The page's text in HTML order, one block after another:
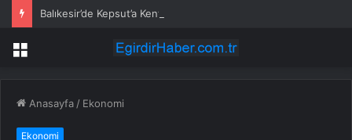
Balıkesir’de Kepsut’a Kent Lokantası ve altyapı desteği
Menü
Anasayfa / Ekonomi
Ekonomi